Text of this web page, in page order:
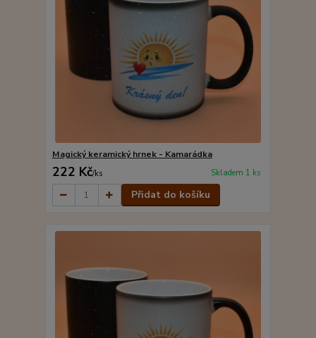
Magický keramický hrnek - Kamarádka
222 Kč/ks Skladem 1 ks
Přidat do košíku